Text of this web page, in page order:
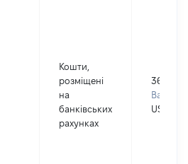
Кошти,
розміщені
на
банківських
рахунках
3665
Валюта:
USD